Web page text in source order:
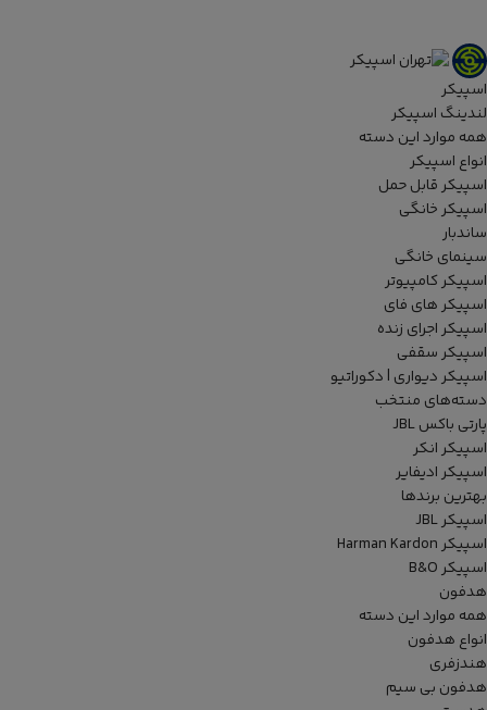
اسپیکر
لندینگ اسپیکر
همه موارد این دسته
انواع اسپیکر
اسپیکر قابل حمل
اسپیکر خانگی
ساندبار
سینمای خانگی
اسپیکر کامپیوتر
اسپیکر های فای
اسپیکر اجرای زنده
اسپیکر سقفی
اسپیکر دیواری | دکوراتیو
دسته‌های منتخب
پارتی باکس JBL
اسپیکر انکر
اسپیکر ادیفایر
بهترین برندها
اسپیکر JBL
اسپیکر Harman Kardon
اسپیکر B&O
هدفون
همه موارد این دسته
انواع هدفون
هندزفری
هدفون بی سیم